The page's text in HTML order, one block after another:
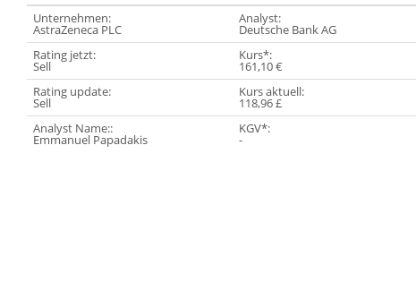
Unternehmen:
AstraZeneca PLC
Analyst:
Deutsche Bank AG
Rating jetzt:
Sell
Kurs*:
161,10 €
Rating update:
Sell
Kurs aktuell:
118,96 £
Analyst Name::
Emmanuel Papadakis
KGV*:
-